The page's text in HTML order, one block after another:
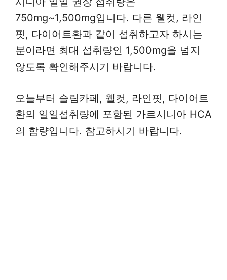
750mg~1,500mg입니다. 다른 웰컷, 라인
핏, 다이어트환과 같이 섭취하고자 하시는
분이라면 최대 섭취량인 1,500mg을 넘지
않도록 확인해주시기 바랍니다.
오늘부터 슬림카페, 웰컷, 라인핏, 다이어트
환의 일일섭취량에 포함된 가르시니아 HCA
의 함량입니다. 참고하시기 바랍니다.